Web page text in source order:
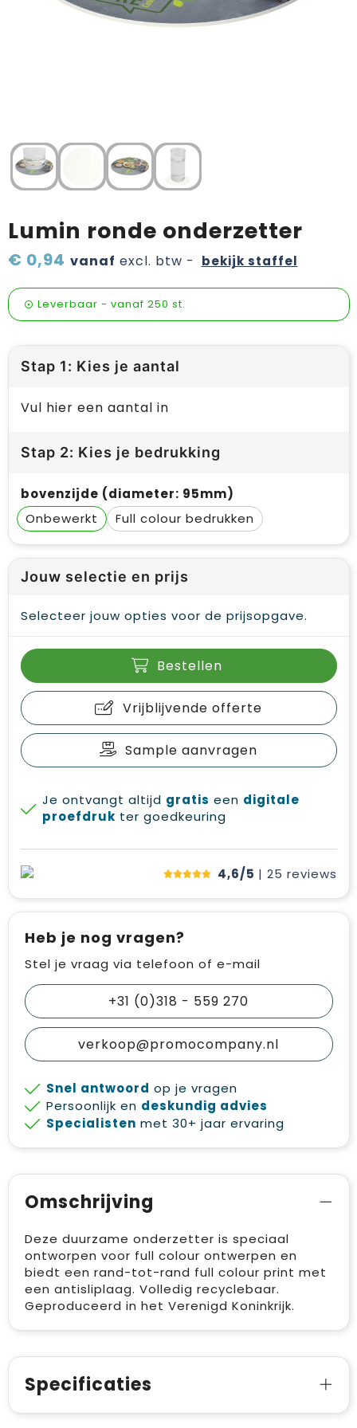
Verzorging & welness
Wijn, bier en proeverij
Zomerpakketten
Lumin ronde onderzetter
€ 0,94 vanaf excl. btw - bekijk staffel
Leverbaar - vanaf 250 st.
Stap 1: Kies je aantal
Vul hier een aantal in
Stap 2: Kies je bedrukking
bovenzijde (diameter: 95mm)
Onbewerkt
Full colour
Jouw selectie en prijs
Selecteer jouw opties voor de prijsopgave.
Bestellen
Vrijblijvende offerte
Sample aanvragen
Je ontvangt altijd gratis een digitale
proefdruk ter goedkeuring
4,6/5 | 25 reviews
Heb je nog vragen?
Stel je vraag via telefoon of e-mail
+31 (0)318 - 559 270
verkoop@promocompany.nl
Snel antwoord op je vragen
Persoonlijk en deskundig advies
Specialisten met 30+ jaar ervaring
Omschrijving
Deze duurzame onderzetter is speciaal
ontworpen voor full colour ontwerpen en
biedt een rand-tot-rand full colour print met
een antisliplaag. Volledig recyclebaar.
Geproduceerd in het Verenigd Koninkrijk.
Specificaties